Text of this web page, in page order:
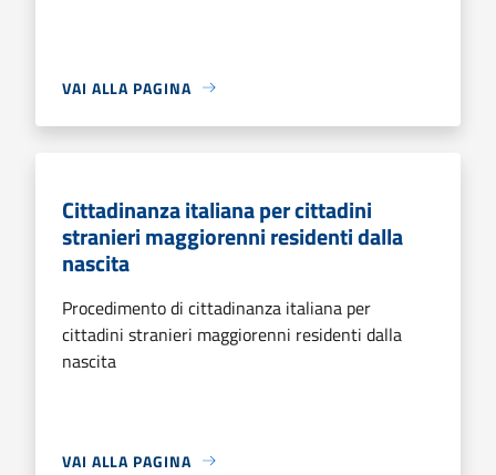
VAI ALLA PAGINA
Cittadinanza italiana per cittadini
stranieri maggiorenni residenti dalla
nascita
Procedimento di cittadinanza italiana per
cittadini stranieri maggiorenni residenti dalla
nascita
VAI ALLA PAGINA